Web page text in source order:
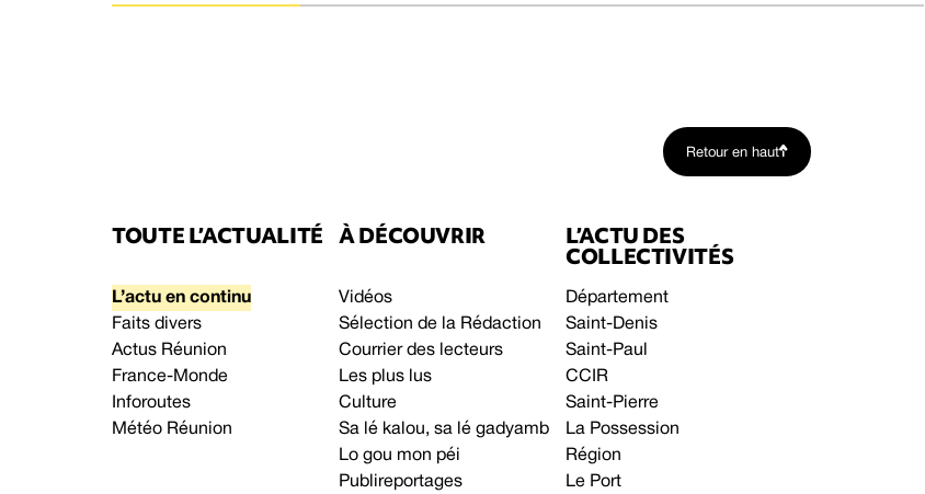
Retour en haut
TOUTE L’ACTUALITÉ
L’actu en continu
Faits divers
Actus Réunion
France-Monde
Inforoutes
Météo Réunion
À DÉCOUVRIR
Vidéos
Sélection de la Rédaction
Courrier des lecteurs
Les plus lus
Culture
Sa lé kalou, sa lé gadyamb
Lo gou mon péi
Publireportages
L’ACTU DES
COLLECTIVITÉS
Département
Saint-Denis
Saint-Paul
CCIR
Saint-Pierre
La Possession
Région
Le Port